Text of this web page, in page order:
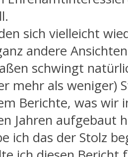
sich vielleicht
andere
schwingt
mehr als weniger)
Berichte, was wir
Jahren aufgebaut
ich das der Stolz